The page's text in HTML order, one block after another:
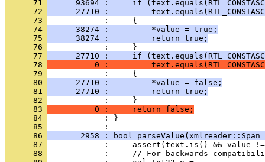
      71
93694 :     if
      72
27710 :
      73
      74
      38274 :         *value = true;
      75
      38274 :         return true;
      76
      77
27710 :     if
      78
0 :
      79
      80
      27710 :         *value = false;
      81
      27710 :         return true;
      82
      83
          0 :     return false;
      84
            : }
      85
      86
2958 : bool
      87
      88